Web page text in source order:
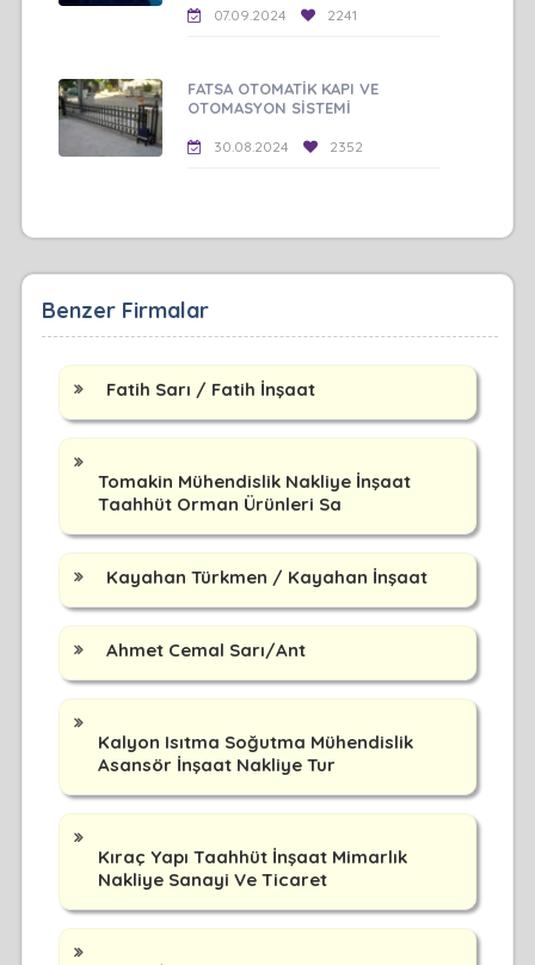
07.09.2024 2241
FATSA OTOMATİK KAPI VE
OTOMASYON SİSTEMİ
30.08.2024 2352
Benzer Firmalar
Fatih Sarı / Fatih İnşaat
Tomakin Mühendislik Nakliye İnşaat
Taahhüt Orman Ürünleri Sa
Kayahan Türkmen / Kayahan İnşaat
Ahmet Cemal Sarı/Ant
Kalyon Isıtma Soğutma Mühendislik
Asansör İnşaat Nakliye Tur
Kıraç Yapı Taahhüt İnşaat Mimarlık
Nakliye Sanayi Ve Ticaret